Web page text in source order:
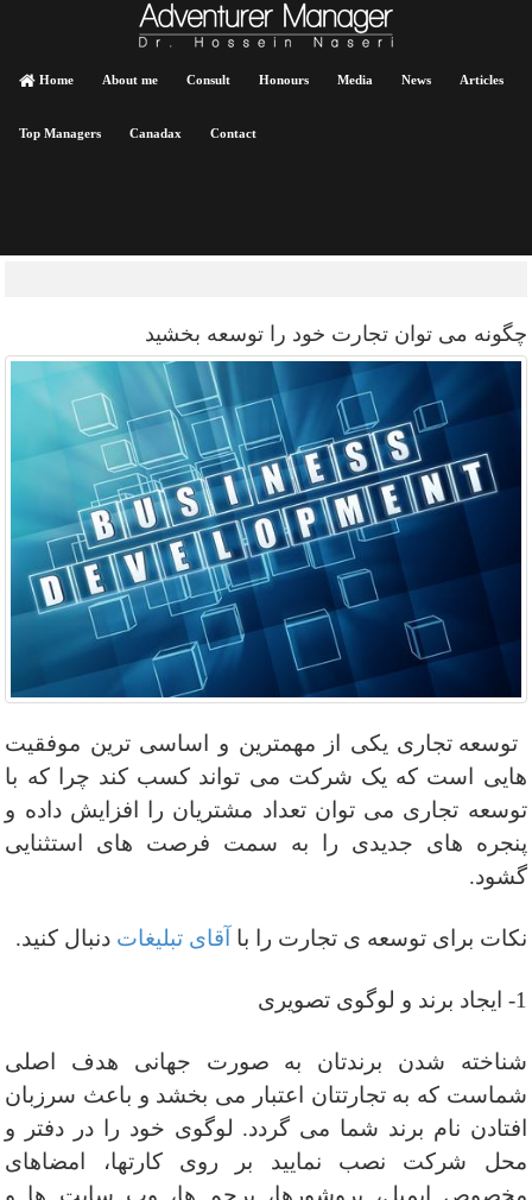
Home About me Consult Honours Media News Articles
Top Managers Canadax Contact
چگونه می توان تجارت خود را توسعه بخشید
توسعه تجاری یکی از مهمترین و اساسی ترین موفقیت
هایی است که یک شرکت می تواند کسب کند چرا که با
توسعه تجاری می توان تعداد مشتریان را افزایش داده و
پنجره های جدیدی را به سمت فرصت های استثنایی
گشود.
نکات برای توسعه ی تجارت را با آقای تبلیغات دنبال کنید.
1- ایجاد برند و لوگوی تصویری
شناخته شدن برندتان به صورت جهانی هدف اصلی
شماست که به تجارتتان اعتبار می بخشد و باعث سرزبان
افتادن نام برند شما می گردد. لوگوی خود را در دفتر و
محل شرکت نصب نمایید بر روی کارتها، امضاهای
مخصوص ایمیل، بروشور ها، پرچم ها، وب سایت ها و